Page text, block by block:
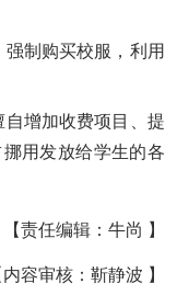
制购买校服，利用
增加收费项目、提
用发放给学生的各
【责任编辑：牛尚 】
内容审核：靳静波 】